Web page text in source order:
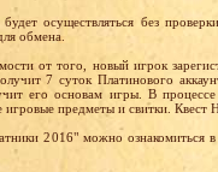
осуществляться без
обмена.
от того, новый игрок
7 суток Платинового
его основам игры. В
игровые предметы и свитки. Квест
2016" можно ознакомиться